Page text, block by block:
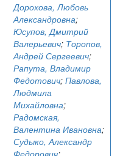
Дорохова, Любовь
Александровна;
Юсупов, Дмитрий
Валерьевич; Торопов,
Андрей Сергеевич;
Рапута, Владимир
Федотович; Павлова,
Людмила
Михайловна;
Радомская,
Валентина Ивановна;
Судыко, Александр
Федорович;